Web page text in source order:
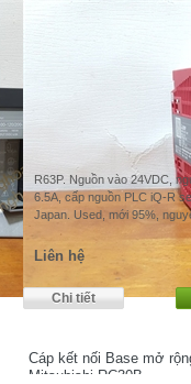
R63P. Nguồn vào 24VDC,
6.5A, cấp nguồn PLC iQ-R
Japan. Used, mới 95%,
Liên hệ
Cáp kết nối Base mở
Mitsubishi RC30B